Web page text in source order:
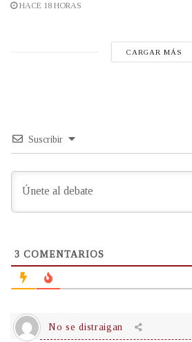
HACE 18 HORAS
CARGAR MÁS
Suscribir
3 COMENTARIOS
No se distraigan